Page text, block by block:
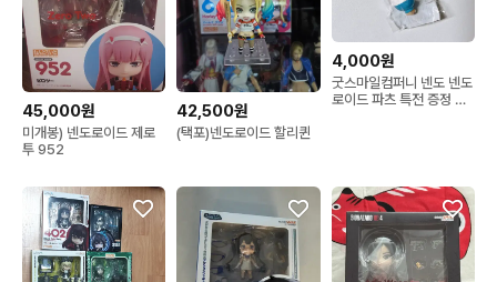
45,000원
미개봉) 넨도로이드 제로
투 952
42,500원
(택포)넨도로이드 할리퀸
4,000원
굿스마일컴퍼니 넨도 넨도
로이드 파츠 특전 증정 굿